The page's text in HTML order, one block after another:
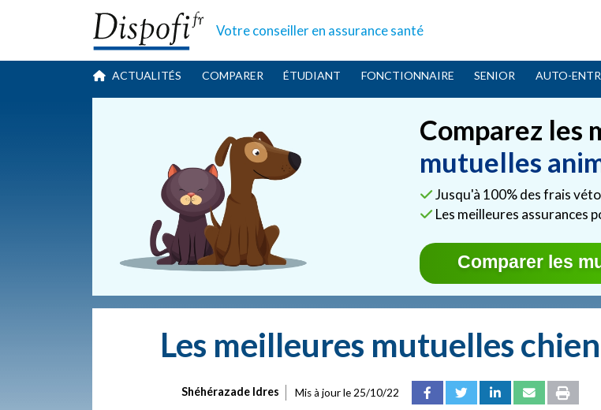
Votre conseilleren assurance santé
ACTUALITÉS COMPARER ÉTUDIANT FONCTIONNAIRE SENIOR AUTO-
Comparez les
mutuelles
Jusqu'à 100% des frais
Les meilleures assurances
Comparer les
Les meilleures mutuelles chien
Shéhérazade Idres Mis à jour le 25/10/22